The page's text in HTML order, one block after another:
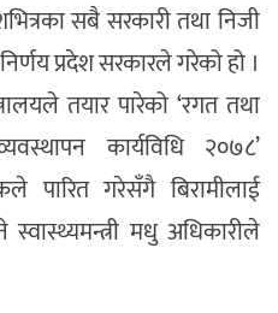
सबै सरकारी तथा निजी
प्रदेश सरकारले गरेको हो ।
तयार पारेको ‘रगत तथा
कार्यविधि २०७८’
पारित गरेसँगै बिरामीलाई
मधु अधिकारीले